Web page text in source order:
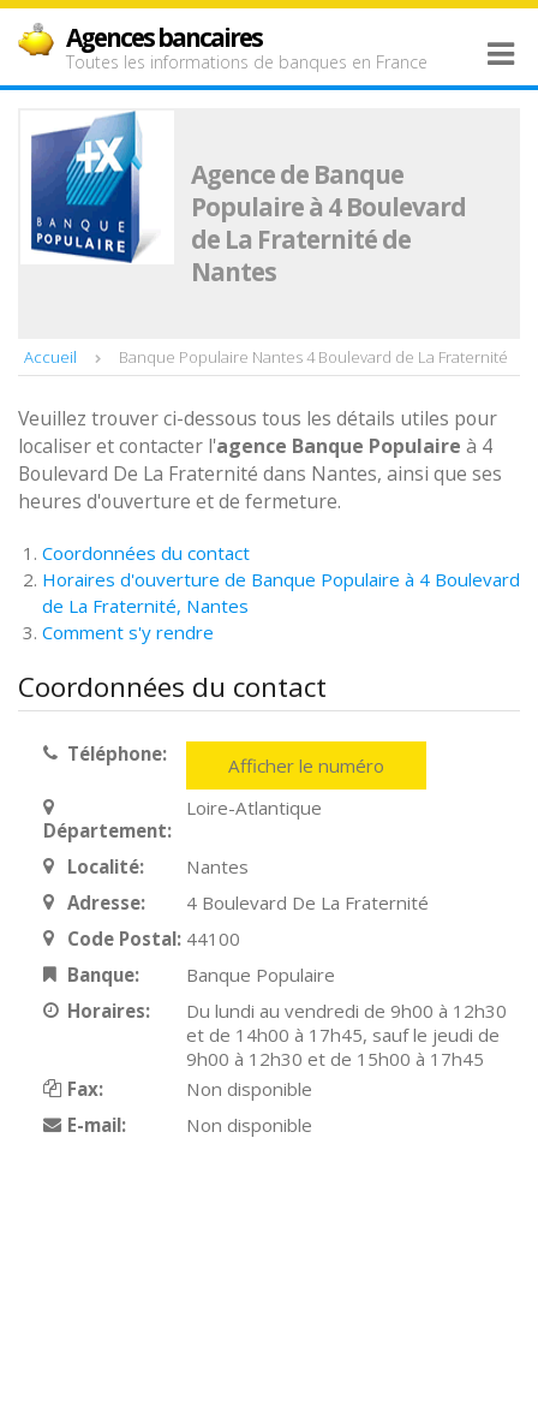
Agences bancaires
Toutes les informations de banques en France
Agence de Banque
Populaire à 4 Boulevard
de La Fraternité de
Nantes
Accueil Banque Populaire Nantes 4 Boulevard de La Fraternité
Veuillez trouver ci-dessous tous les détails utiles pour
localiser et contacter l'agence Banque Populaire à 4
Boulevard De La Fraternité dans Nantes, ainsi que ses
heures d'ouverture et de fermeture.
Coordonnées du contact
Horaires d'ouverture de Banque Populaire à 4 Boulevard
de La Fraternité, Nantes
Comment s'y rendre
Coordonnées du contact
Téléphone: Afficher le numéro
Département:
Loire-Atlantique
Localité:
Nantes
Adresse:
4 Boulevard De La Fraternité
Code Postal: 44100
Banque:
Banque Populaire
Horaires:
Du lundi au vendredi de 9h00 à 12h30
et de 14h00 à 17h45, sauf le jeudi de
9h00 à 12h30 et de 15h00 à 17h45
Fax:
Non disponible
E-mail:
Non disponible